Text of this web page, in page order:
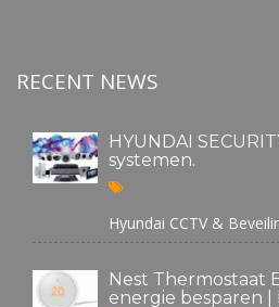
RECENT NEWS
HYUNDAI
systemen.
Hyundai CCTV &
Nest Thermostaat
energie besparen |